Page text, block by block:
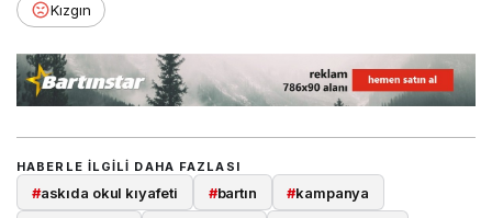
Kızgın
HABERLE ILGILI DAHA FAZLASI
#askıda okul kıyafeti #bartın #kampanya